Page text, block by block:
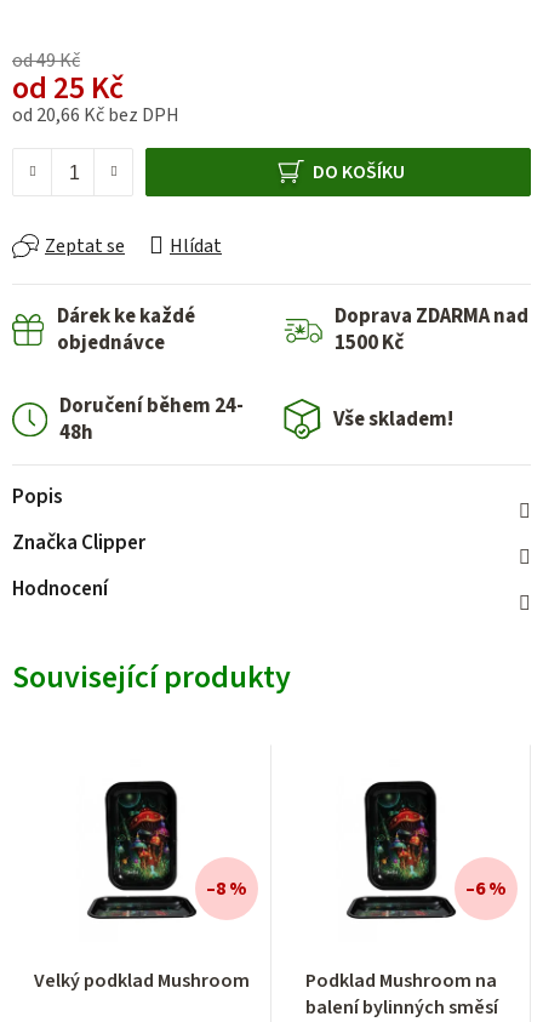
od 49 Kč
od 25 Kč
od 20,66 Kčbez DPH
DO KOŠÍKU
Zeptat se Hlídat
Dárek ke každé
objednávce
Doprava ZDARMA nad
1500 Kč
Doručení během 24-
48h
Vše skladem!
Popis
Značka Clipper
Hodnocení
Související produkty
Velký podklad Mushroom
hodnocení
–8 %
Podklad Mushroom na
balení bylinných směsí
–6 %